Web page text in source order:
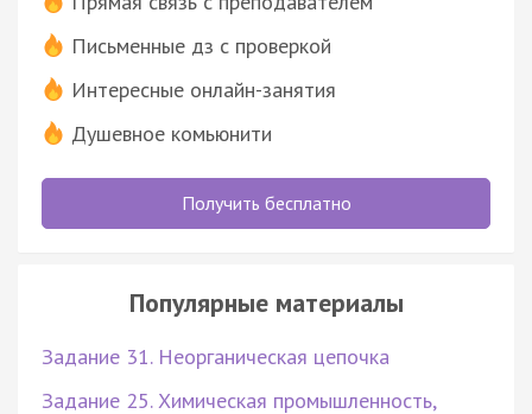
Письменные дз с проверкой
Интересные онлайн-занятия
Душевное комьюнити
Получить бесплатно
Популярные материалы
Задание 31. Неорганическая цепочка
Задание 25. Химическая промышленность,